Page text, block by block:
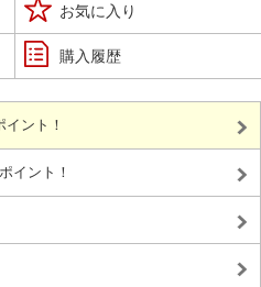
お気に入り
購入履歴
ント！
イント！